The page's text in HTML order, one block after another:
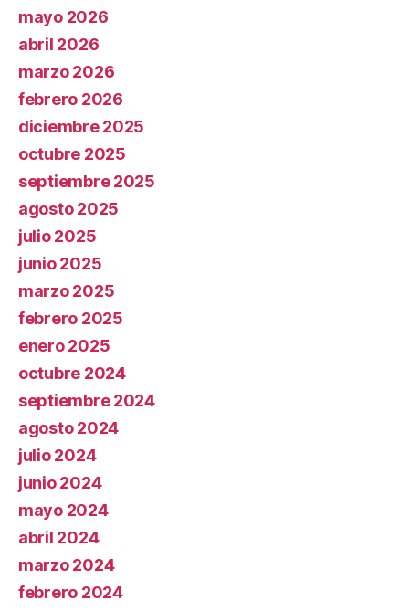
mayo 2026
abril 2026
marzo 2026
febrero 2026
diciembre 2025
octubre 2025
septiembre 2025
agosto 2025
julio 2025
junio 2025
marzo 2025
febrero 2025
enero 2025
octubre 2024
septiembre 2024
agosto 2024
julio 2024
junio 2024
mayo 2024
abril 2024
marzo 2024
febrero 2024